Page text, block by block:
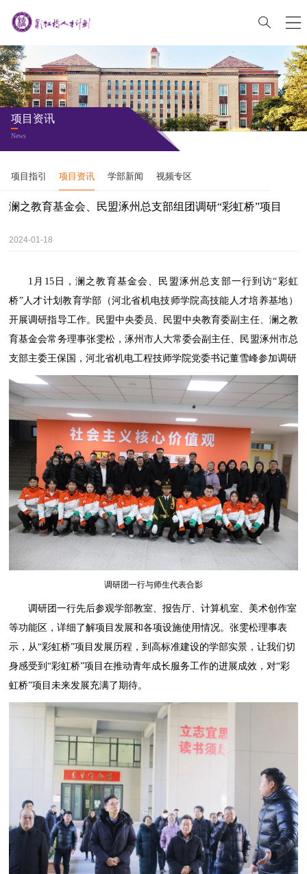
项目资讯
News
项目指引 项目资讯 学部新闻 视频专区
澜之教育基金会、民盟涿州总支部组团调研“彩虹桥”项目
2024-01-18
1月15日，澜之教育基金会、民盟涿州总支部一行到访“彩虹
桥”人才计划教育学部（河北省机电技师学院高技能人才培养基地）
开展调研指导工作。民盟中央委员、民盟中央教育委副主任、澜之教
育基金会常务理事张雯松，涿州市人大常委会副主任、民盟涿州市总
支部主委王保国，河北省机电工程技师学院党委书记董雪峰参加调研
调研团一行与师生代表合影
调研团一行先后参观学部教室、报告厅、计算机室、美术创作室
等功能区，详细了解项目发展和各项设施使用情况。张雯松理事表
示，从“彩虹桥”项目发展历程，到高标准建设的学部实景，让我们切
身感受到“彩虹桥”项目在推动青年成长服务工作的进展成效，对“彩
虹桥”项目未来发展充满了期待。